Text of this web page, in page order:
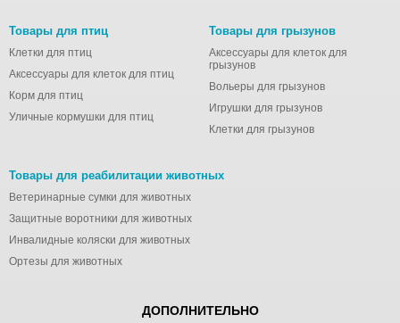
Товары для птиц
Клетки для птиц
Аксессуары для клеток для птиц
Корм для птиц
Уличные кормушки для птиц
Товары для грызунов
Аксессуары для клеток для
грызунов
Вольеры для грызунов
Игрушки для грызунов
Клетки для грызунов
Товары для реабилитации животных
Ветеринарные сумки для животных
Защитные воротники для животных
Инвалидные коляски для животных
Ортезы для животных
ДОПОЛНИТЕЛЬНО